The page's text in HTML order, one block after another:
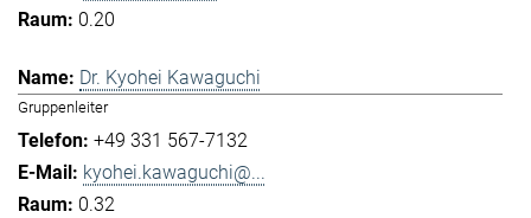
0.20
Dr. Kyohei Kawaguchi
Gruppenleiter
+49 331 567-7132
kyohei.kawaguchi@...
0.32